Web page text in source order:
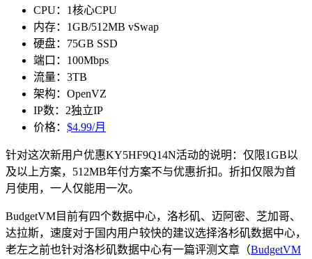
CPU：1核心CPU
内存：1GB/512MB vSwap
硬盘：75GB SSD
端口：100Mbps
流量：3TB
架构：OpenVZ
IP数：2独立IP
价格： $4.99/月
针对这次新用户优惠KY5HF9Q14N活动的说明：仅限1GB以
及以上方案，512MB年付方案不与优惠折扣。折扣仅限为首
月使用，一人仅能用一次。
BudgetVM目前有四个数据中心，洛杉矶、迈阿密、芝加哥、
达拉斯，速度对于国内用户较快的建议选择洛杉矶数据中心，
老左之前也针对洛杉矶数据中心有一篇评测文章（BudgetVM